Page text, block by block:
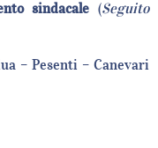
sindacale (Seguito
– Pesenti – Canevari